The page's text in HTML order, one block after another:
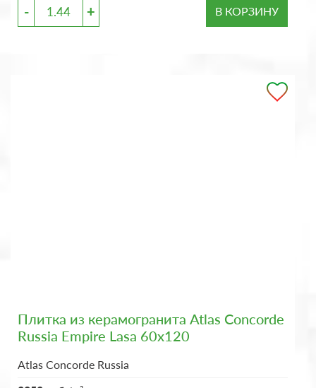
- + В КОРЗИНУ
Плитка из керамогранита Atlas Concorde
Russia Empire Lasa 60x120
Atlas Concorde Russia